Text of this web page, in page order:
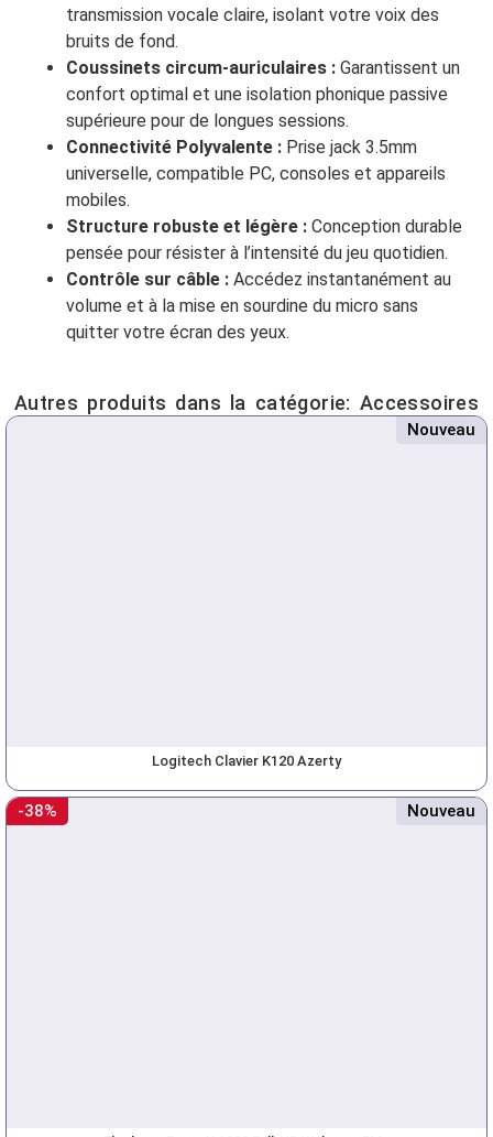
transmission vocale claire, isolant votre voix des
bruits de fond.
Coussinets circum-auriculaires : Garantissent un
confort optimal et une isolation phonique passive
supérieure pour de longues sessions.
Connectivité Polyvalente : Prise jack 3.5mm
universelle, compatible PC, consoles et appareils
mobiles.
Structure robuste et légère : Conception durable
pensée pour résister à l’intensité du jeu quotidien.
Contrôle sur câble : Accédez instantanément au
volume et à la mise en sourdine du micro sans
quitter votre écran des yeux.
Autres produits dans la catégorie: Accessoires
Nouveau
Logitech Clavier K120 Azerty
-38% Nouveau